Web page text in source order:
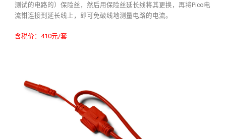
测试的电路的）保险丝，然后用保险丝延长线将其更换，再将Pico电
流钳连接到延长线上，即可免破线地测量电路的电流。
含税价：410元/套